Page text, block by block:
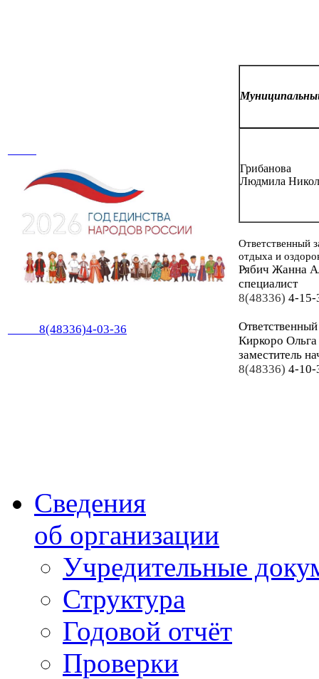
8(48336)4-03-36
Грибанова
Людмила
Ответственный
отдыха и
Рябич Жанна
специалист
8(48336) 4-15-
Киркоро
заместитель
8(48336) 4-10-
Сведения
об организации
Учредительные
Структура
Годовой отчёт
Проверки